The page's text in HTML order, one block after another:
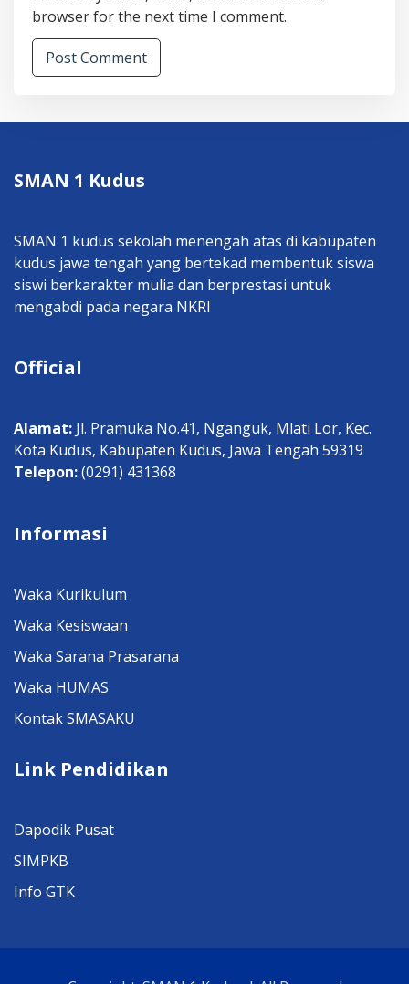
browser for the next time I comment.
SMAN 1 Kudus
SMAN 1 kudus sekolah menengah atas di kabupaten
kudus jawa tengah yang bertekad membentuk siswa
siswi berkarakter mulia dan berprestasi untuk
mengabdi pada negara NKRI
Official
Alamat: Jl. Pramuka No.41, Nganguk, Mlati Lor, Kec.
Kota Kudus, Kabupaten Kudus, Jawa Tengah 59319
Telepon:(0291) 431368
Informasi
Waka Kurikulum
Waka Kesiswaan
Waka Sarana Prasarana
Waka HUMAS
Kontak SMASAKU
Link Pendidikan
Dapodik Pusat
SIMPKB
Info GTK